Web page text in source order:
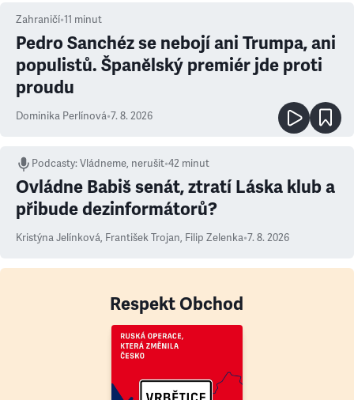
Zahraničí•11 minut
Pedro Sanchéz se nebojí ani Trumpa, ani
populistů. Španělský premiér jde proti
proudu
Dominika Perlínová•7. 8. 2026
Podcasty:Vládneme, nerušit•42 minut
Ovládne Babiš senát, ztratí Láska klub a
přibude dezinformátorů?
Kristýna Jelínková, František Trojan, Filip Zelenka•7. 8. 2026
Respekt Obchod